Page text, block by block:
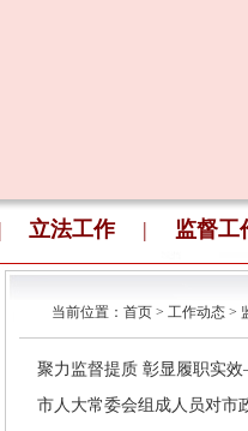
| 立法工作 | 监督工
当前位置： 首页> 工作动态>
聚力监督提质 彰显履职实
市人大常委会组成人员对市